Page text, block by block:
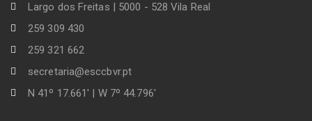
Largo dos Freitas | 5000 - 528 Vila Real
259 309 430
259 321 662
secretaria@esccbvr.pt
N 41º 17.661' | W 7º 44.796'